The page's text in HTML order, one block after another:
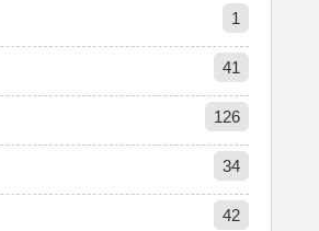
1
41
126
34
42